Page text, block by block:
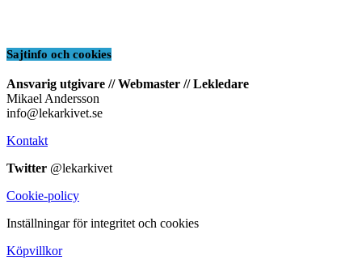
Sajtinfo och cookies
Ansvarig utgivare // Webmaster // Lekledare
Mikael Andersson
info@lekarkivet.se
Kontakt
Twitter @lekarkivet
Cookie-policy
Inställningar för integritet och cookies
Köpvillkor